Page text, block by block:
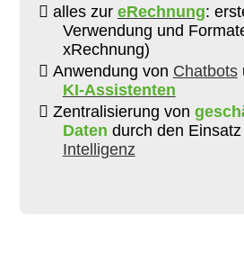
alles zur eRechnung:
Verwendung und
xRechnung)
Anwendung von Chatbots
KI-Assistenten
Zentralisierung von
Daten durch den
Intelligenz